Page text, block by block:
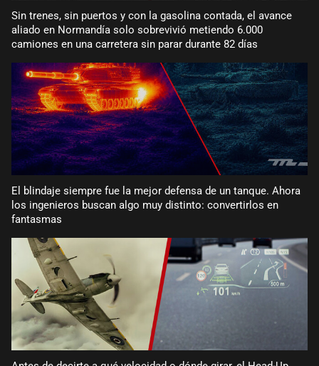
Sin trenes, sin puertos y con la gasolina contada, el avance
aliado en Normandía solo sobrevivió metiendo 6.000
camiones en una carretera sin parar durante 82 días
El blindaje siempre fue la mejor defensa de un tanque. Ahora
los ingenieros buscan algo muy distinto: convertirlos en
fantasmas